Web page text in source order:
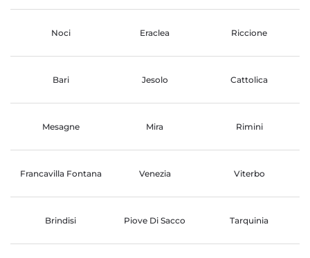
Noci Eraclea Riccione
Bari Jesolo Cattolica
Mesagne Mira Rimini
Francavilla Fontana Venezia Viterbo
Brindisi Piove Di Sacco Tarquinia